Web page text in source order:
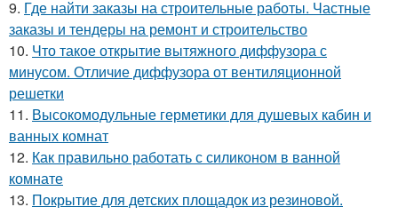
9. Где найти заказы на строительные работы. Частные
заказы и тендеры на ремонт и строительство
10. Что такое открытие вытяжного диффузора с
минусом. Отличие диффузора от вентиляционной
решетки
11. Высокомодульные герметики для душевых кабин и
ванных комнат
12. Как правильно работать с силиконом в ванной
комнате
13. Покрытие для детских площадок из резиновой.